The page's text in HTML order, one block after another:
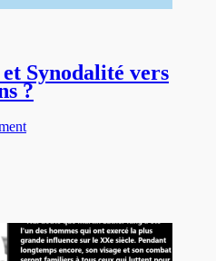
Synodalité vers
?